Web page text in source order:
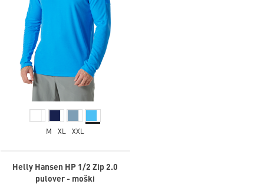
M XL XXL
Helly Hansen HP 1/2 Zip 2.0
pulover - moški